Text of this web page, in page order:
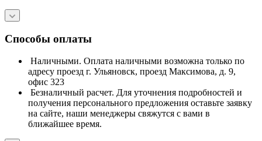
Способы оплаты
Наличными. Оплата наличными возможна только по
адресу проезд г. Ульяновск, проезд Максимова, д. 9,
офис 323
Безналичный расчет. Для уточнения подробностей и
получения персонального предложения оставьте заявку
на сайте, наши менеджеры свяжутся с вами в
ближайшее время.